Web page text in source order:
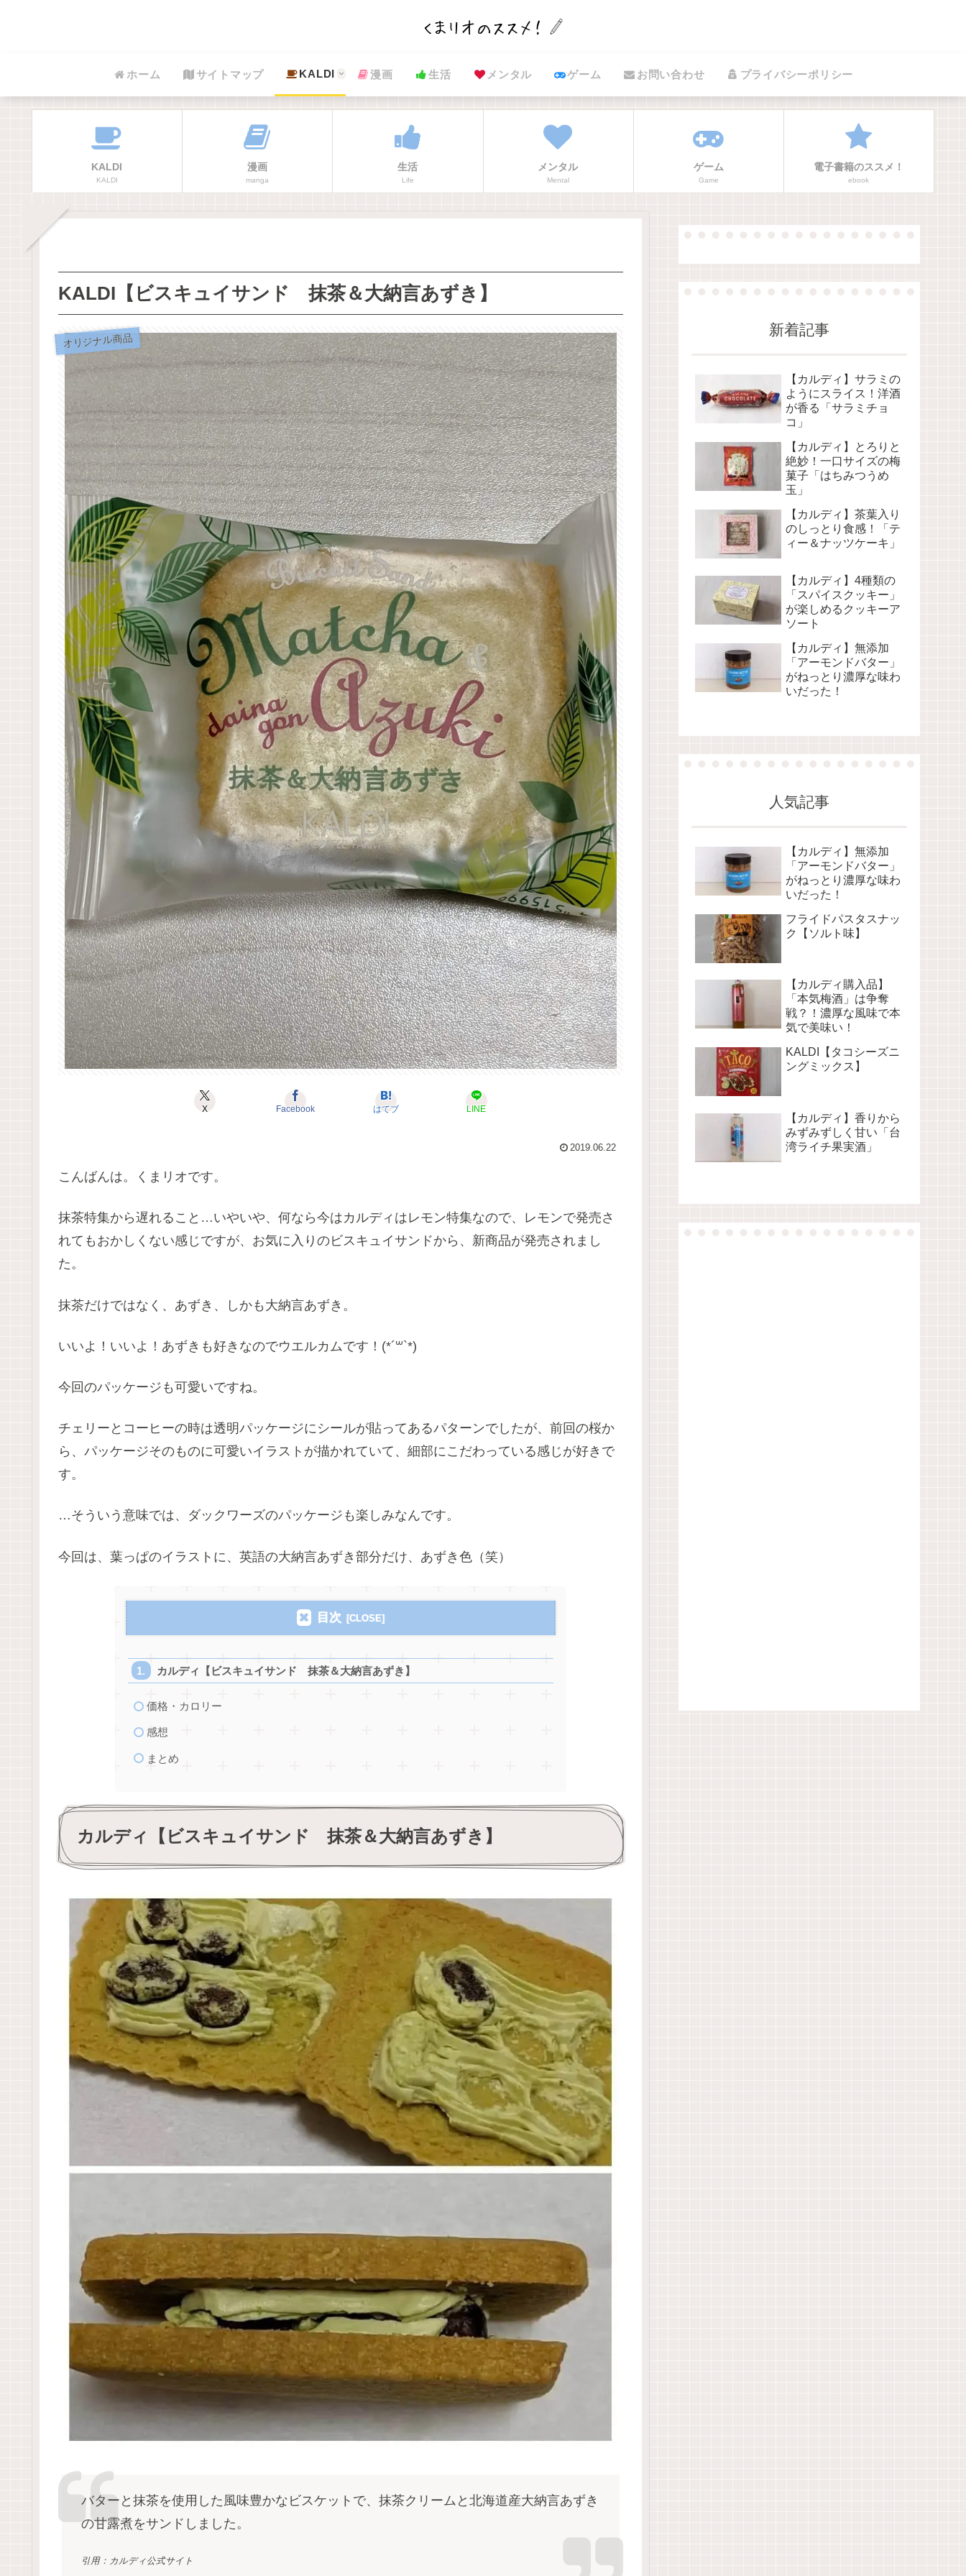
ホーム サイトマップ KALDI 漫画 生活 メンタル ゲーム お問い合わせ プライバシーポリシー
KALDI
KALDI
漫画
manga
生活
Life
メンタル
Mental
ゲーム
Game
電子書籍のススメ！
ebook
KALDI【ビスキュイサンド 抹茶＆大納言あずき】
オリジナル商品
X Facebook はてブ LINE
2019.06.22
こんばんは。くまリオです。
抹茶特集から遅れること…いやいや、何なら今はカルディはレモン特集なので、レモンで発売さ
れてもおかしくない感じですが、お気に入りのビスキュイサンドから、新商品が発売されまし
た。
抹茶だけではなく、あずき、しかも大納言あずき。
いいよ！いいよ！あずきも好きなのでウエルカムです！(*´꒳`*)
今回のパッケージも可愛いですね。
チェリーとコーヒーの時は透明パッケージにシールが貼ってあるパターンでしたが、前回の桜か
ら、パッケージそのものに可愛いイラストが描かれていて、細部にこだわっている感じが好きで
す。
…そういう意味では、ダックワーズのパッケージも楽しみなんです。
今回は、葉っぱのイラストに、英語の大納言あずき部分だけ、あずき色（笑）
目次
カルディ【ビスキュイサンド 抹茶＆大納言あずき】
価格・カロリー
感想
まとめ
カルディ【ビスキュイサンド 抹茶＆大納言あずき】
バターと抹茶を使用した風味豊かなビスケットで、抹茶クリームと北海道産大納言あずき
の甘露煮をサンドしました。
引用：カルディ公式サイト
新着記事
【カルディ】サラミの
ようにスライス！洋酒
が香る「サラミチョ
コ」
【カルディ】とろりと
絶妙！一口サイズの梅
菓子「はちみつうめ
玉」
【カルディ】茶葉入り
のしっとり食感！「テ
ィー＆ナッツケーキ」
【カルディ】4種類の
「スパイスクッキー」
が楽しめるクッキーア
ソート
【カルディ】無添加
「アーモンドバター」
がねっとり濃厚な味わ
いだった！
人気記事
【カルディ】無添加
「アーモンドバター」
がねっとり濃厚な味わ
いだった！
フライドパスタスナッ
ク【ソルト味】
【カルディ購入品】
「本気梅酒」は争奪
戦？！濃厚な風味で本
気で美味い！
KALDI【タコシーズニ
ングミックス】
【カルディ】香りから
みずみずしく甘い「台
湾ライチ果実酒」